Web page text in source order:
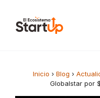
Inicio › Blog ›
Globalstar por